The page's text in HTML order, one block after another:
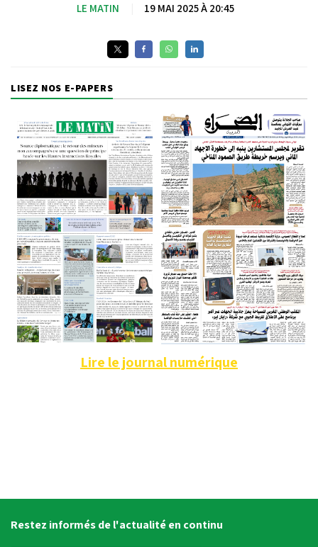
LE MATIN 19 MAI 2025 À 20:45
LISEZ NOS E-PAPERS
Lire le journal numérique
Restez informés de l'actualité en continu